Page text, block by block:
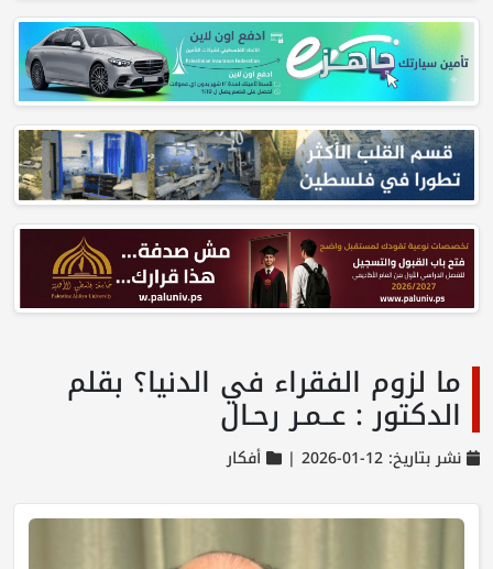
ما لزوم الفقراء في الدنيا؟ بقلم
الدكتور : عــمـر رحـال
نشر بتاريخ: 12-01-2026 | أفكار